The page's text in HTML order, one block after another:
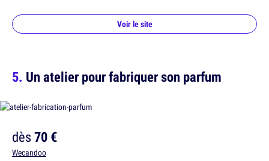
Voir le site
Un atelier pour fabriquer son parfum
dès70 €
Wecandoo